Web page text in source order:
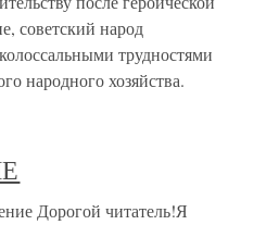
советский народ
трудностями
народного хозяйства.
Дорогой читатель!Я